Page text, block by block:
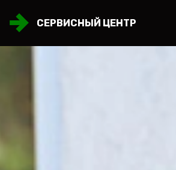
СЕРВИСНЫЙ ЦЕНТР